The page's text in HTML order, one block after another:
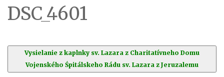
DSC_4601
Vysielanie z kaplnky sv. Lazara z Charitatívneho Domu
Vojenského Śpitálskeho Rádu sv. Lazara z Jeruzalemu